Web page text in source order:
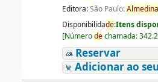
Editora:São Paulo:
Disponibilidade:Itens
[Númerodechamada:
Reservar
Adicionar ao